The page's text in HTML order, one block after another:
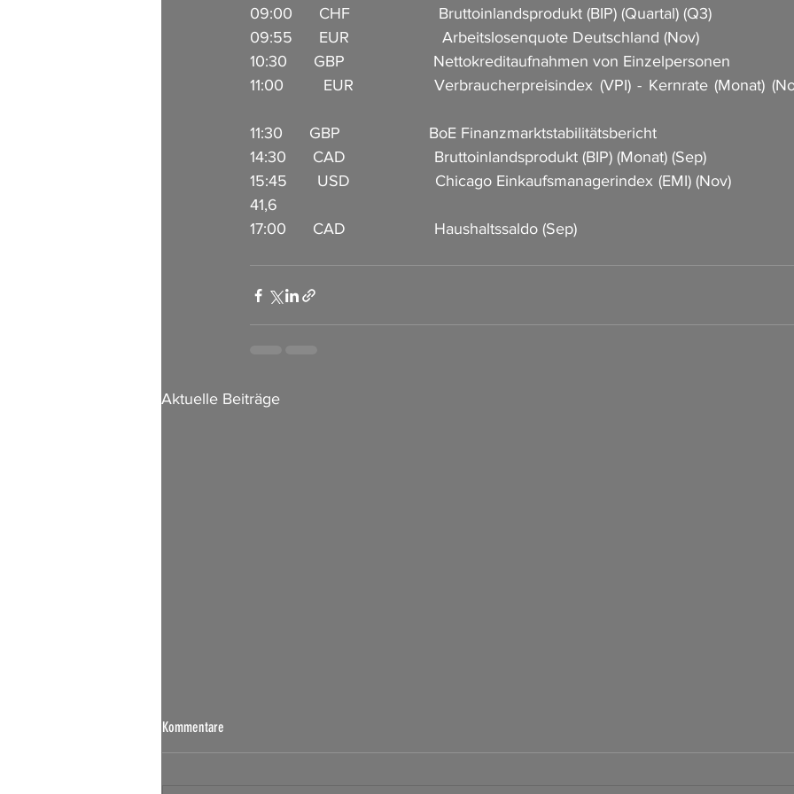
09:00      CHF                    Bruttoinlandsprodukt (BIP) (Quartal)
09:55      EUR                     Arbeitslosenquote
10:30      GBP                    Nettokreditaufnahmen von
11:00      EUR            Verbraucherpreisindex (VPI) - Kernrate
11:30      GBP                    BoE Finanzmarktstabilitätsbericht
14:30      CAD                    Bruttoinlandsprodukt (BIP) (Monat)
15:45      USD                 Chicago
41,6
17:00      CAD                    Haushaltssaldo (Sep)
Aktuelle Beiträge
Börsen Radar 07.08.2026
Kommentare